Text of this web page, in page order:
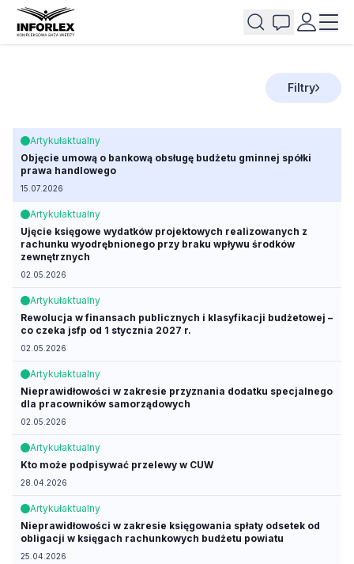
Filtry
Artykułaktualny
Objęcie umową o bankową obsługę budżetu gminnej spółki
prawa handlowego
15.07.2026
Artykułaktualny
Ujęcie księgowe wydatków projektowych realizowanych z
rachunku wyodrębnionego przy braku wpływu środków
zewnętrznych
02.05.2026
Artykułaktualny
Rewolucja w finansach publicznych i klasyfikacji budżetowej –
co czeka jsfp od 1 stycznia 2027 r.
02.05.2026
Artykułaktualny
Nieprawidłowości w zakresie przyznania dodatku specjalnego
dla pracowników samorządowych
02.05.2026
Artykułaktualny
Kto może podpisywać przelewy w CUW
28.04.2026
Artykułaktualny
Nieprawidłowości w zakresie księgowania spłaty odsetek od
obligacji w księgach rachunkowych budżetu powiatu
25.04.2026